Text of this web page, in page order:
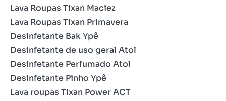
Lava Roupas Tixan Maciez
Lava Roupas Tixan Primavera
Desinfetante Bak Ypê
Desinfetante de uso geral Atol
Desinfetante Perfumado Atol
Desinfetante Pinho Ypê
Lava roupas Tixan Power ACT